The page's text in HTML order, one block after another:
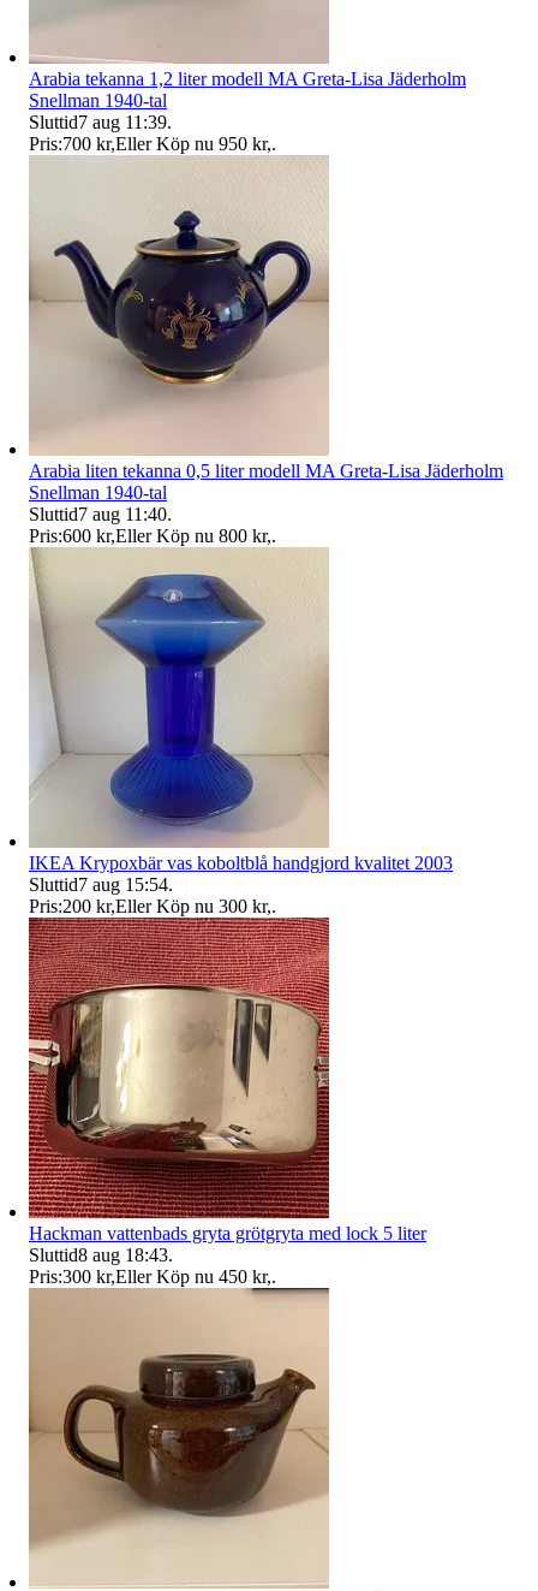
Arabia tekanna 1,2 liter modell MA Greta-Lisa Jäderholm
Snellman 1940-tal
Sluttid7 aug 11:39.
Pris:700 kr,Eller Köp nu 950 kr,.
Arabia liten tekanna 0,5 liter modell MA Greta-Lisa Jäderholm
Snellman 1940-tal
Sluttid7 aug 11:40.
Pris:600 kr,Eller Köp nu 800 kr,.
IKEA Krypoxbär vas koboltblå handgjord kvalitet 2003
Sluttid7 aug 15:54.
Pris:200 kr,Eller Köp nu 300 kr,.
Hackman vattenbads gryta grötgryta med lock 5 liter
Sluttid8 aug 18:43.
Pris:300 kr,Eller Köp nu 450 kr,.